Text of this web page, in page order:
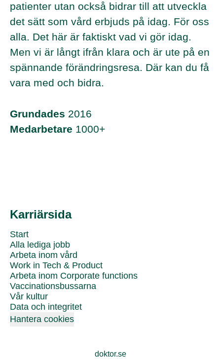
patienter utan också bidrar till att utveckla
det sätt som vård erbjuds på idag. För oss
alla. Det här är faktiskt vad vi gör idag.
Men vi är långt ifrån klara och är ute på en
spännande förändringsresa. Där kan du få
vara med och bidra.
Grundades 2016
Medarbetare 1000+
Karriärsida
Start
Alla lediga jobb
Arbeta inom vård
Work in Tech & Product
Arbeta inom Corporate functions
Vaccinationsbussarna
Vår kultur
Data och integritet
Hantera cookies
doktor.se